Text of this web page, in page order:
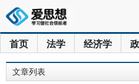
首页 法学 经济学
文章列表